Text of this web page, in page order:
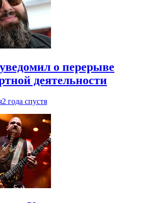
о перерыве
деятельности
2 года спустя